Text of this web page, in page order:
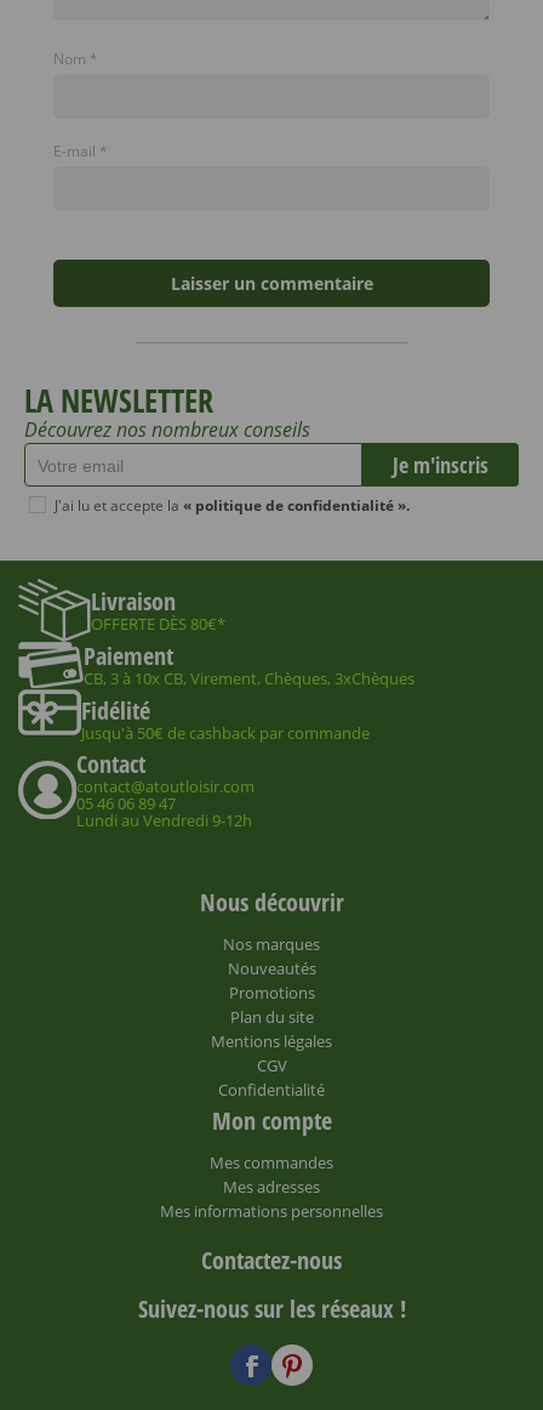
Nom *
E-mail *
LA NEWSLETTER
Découvrez nos nombreux conseils
J'ai lu et accepte la « politique de confidentialité ».
Livraison
OFFERTE DÈS 80€*
Paiement
CB, 3 à 10x CB, Virement, Chèques, 3xChèques
Fidélité
Jusqu'à 50€ de cashback par commande
Contact
contact@atoutloisir.com
05 46 06 89 47
Lundi au Vendredi 9-12h
Nous découvrir
Nos marques
Nouveautés
Promotions
Plan du site
Mentions légales
CGV
Confidentialité
Mon compte
Mes commandes
Mes adresses
Mes informations personnelles
Contactez-nous
Suivez-nous sur les réseaux !